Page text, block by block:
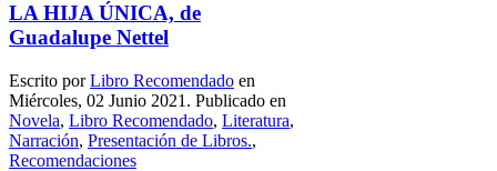
LA HIJA ÚNICA, de
Guadalupe Nettel
Escrito porLibro Recomendado en
Miércoles, 02 Junio 2021. Publicado en
Novela, Libro Recomendado, Literatura,
Narración, Presentación de Libros.,
Recomendaciones